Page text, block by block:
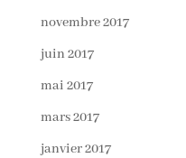
novembre 2017
juin 2017
mai 2017
mars 2017
janvier 2017